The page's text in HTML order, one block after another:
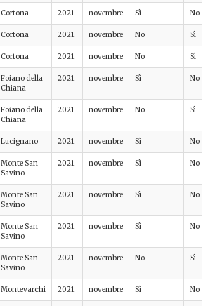
Cortona 2021 novembre Sì No
Cortona 2021 novembre No Sì
Cortona 2021 novembre No Sì
Foiano della
Chiana
2021 novembre Sì No
Foiano della
Chiana
2021 novembre No Sì
Lucignano 2021 novembre Sì No
Monte San
Savino
2021 novembre Sì No
Monte San
Savino
2021 novembre Sì No
Monte San
Savino
2021 novembre Sì No
Monte San
Savino
2021 novembre No Sì
Montevarchi 2021 novembre Sì No